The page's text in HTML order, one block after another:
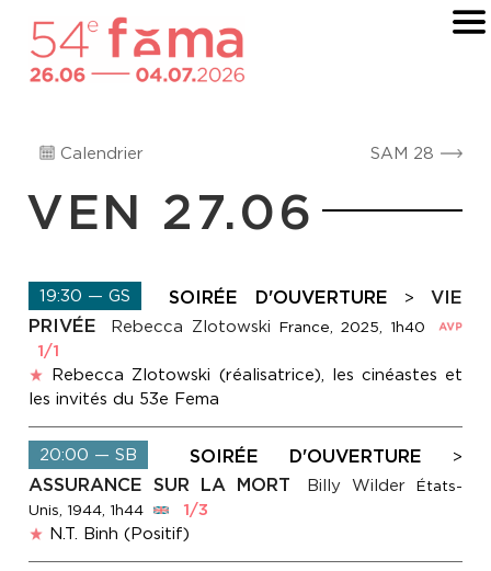
Calendrier SAM 28
VEN 27.06
19:30 — GS SOIRÉE D'OUVERTURE > VIE
PRIVÉE
Rebecca Zlotowski France, 2025, 1h40
1/1
Rebecca Zlotowski (réalisatrice), les cinéastes et
les invités du 53e Fema
20:00 — SB SOIRÉE D'OUVERTURE >
ASSURANCE SUR LA MORT Billy Wilder
États-
Unis, 1944, 1h44
1/3
N.T. Binh (Positif)